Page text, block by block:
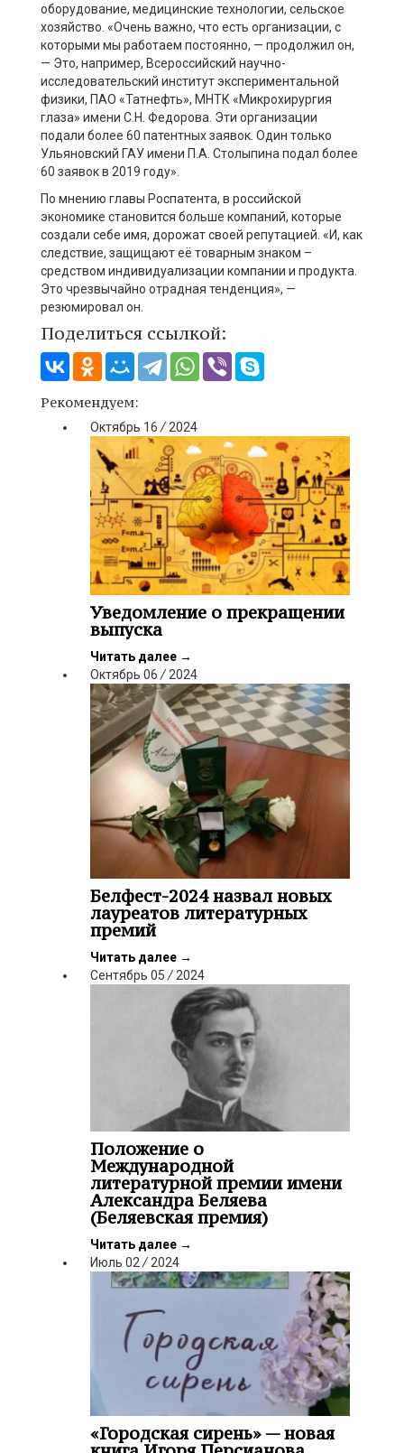
оборудование, медицинские технологии, сельское
хозяйство. «Очень важно, что есть организации, с
которыми мы работаем постоянно, — продолжил он,
— Это, например, Всероссийский научно-
исследовательский институт экспериментальной
физики, ПАО «Татнефть», МНТК «Микрохирургия
глаза» имени С.Н. Федорова. Эти организации
подали более 60 патентных заявок. Один только
Ульяновский ГАУ имени П.А. Столыпина подал более
60 заявок в 2019 году».
По мнению главы Роспатента, в российской
экономике становится больше компаний, которые
создали себе имя, дорожат своей репутацией. «И, как
следствие, защищают её товарным знаком –
средством индивидуализации компании и продукта.
Это чрезвычайно отрадная тенденция», —
резюмировал он.
Поделиться ссылкой:
Рекомендуем:
Октябрь 16 / 2024
Уведомление о прекращении
выпуска
Читать далее →
Октябрь 06/2024
Белфест-2024 назвал новых
лауреатов литературных
премий
Читать далее →
Сентябрь 05/2024
Положение о
Международной
литературной премии имени
Александра Беляева
(Беляевская премия)
Читать далее →
Июль 02 / 2024
«Городская сирень» — новая